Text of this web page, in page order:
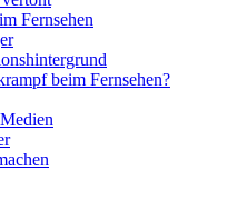
Fernsehen
beim Fernsehen?